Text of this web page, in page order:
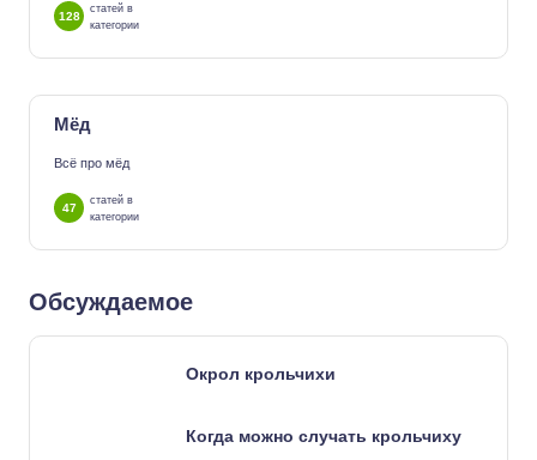
128
статей в
категории
Мёд
Всё про мёд
47
статей в
категории
Обсуждаемое
Окрол крольчихи
Когда можно случать крольчиху